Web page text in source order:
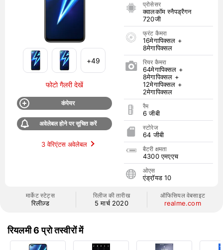
+49
फोटो गैलरी देखें
कंपेयर
अवेलेबल होने पर सूचित करें
3 वेरिएंटस अवेलेबल
प्रोसेसर
क्वालकॉम स्नैपड्रैगन
720जी
फ्रंट कैमरा
16मेगापिक्सल +
8मेगापिक्सल
रियर कैमरा
64मेगापिक्सल +
8मेगापिक्सल +
12मेगापिक्सल +
2मेगापिक्सल
रैम
6 जीबी
स्टोरेज
64 जीबी
बैटरी क्षमता
4300 एमएएच
ओएस
एंड्रॉ़यड 10
मार्केट स्टेट्स
रिलीज़्ड
रिलीज की तारीख
5 मार्च 2020
ऑफिसियल वेबसाइट
realme.com
रियलमी 6 प्रो तस्वीरों में